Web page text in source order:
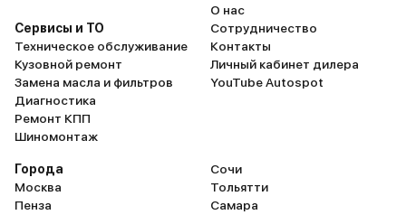
Сервисы и ТО
Техническое обслуживание
Кузовной ремонт
Замена масла и фильтров
Диагностика
Ремонт КПП
Шиномонтаж
О нас
Сотрудничество
Контакты
Личный кабинет дилера
YouTube Autospot
Города
Москва
Пенза
Сочи
Тольятти
Самара